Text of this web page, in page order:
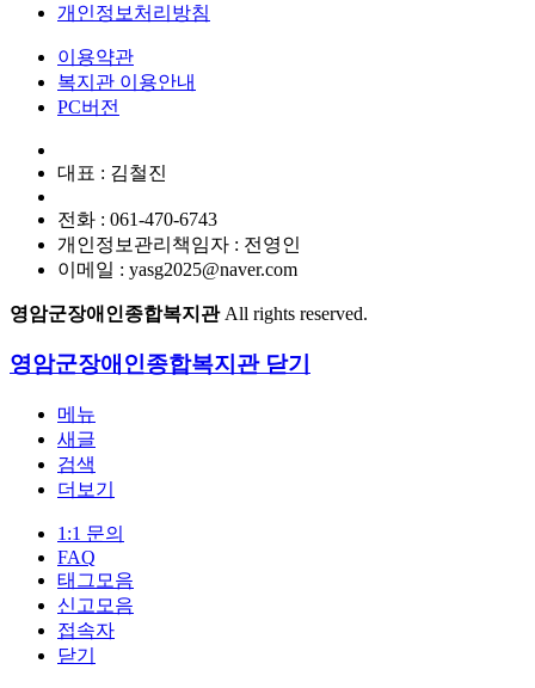
개인정보처리방침
이용약관
복지관 이용안내
PC버전
대표 : 김철진
전화 : 061-470-6743
개인정보관리책임자 : 전영인
이메일 : yasg2025@naver.com
영암군장애인종합복지관 All rights reserved.
영암군장애인종합복지관 닫기
메뉴
새글
검색
더보기
1:1 문의
FAQ
태그모음
신고모음
접속자
닫기